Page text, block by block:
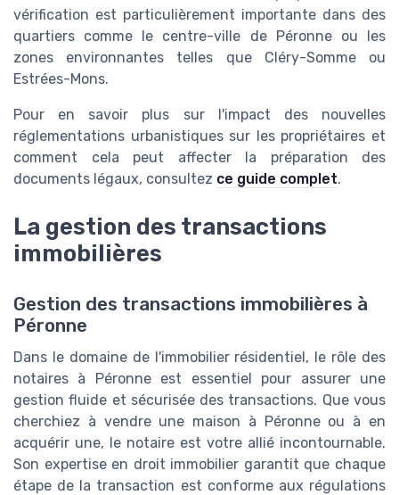
vérification est particulièrement importante dans des
quartiers comme le centre-ville de Péronne ou les
zones environnantes telles que Cléry-Somme ou
Estrées-Mons.
Pour en savoir plus sur l'impact des nouvelles
réglementations urbanistiques sur les propriétaires et
comment cela peut affecter la préparation des
documents légaux, consultez ce guide complet.
La gestion des transactions
immobilières
Gestion des transactions immobilières à
Péronne
Dans le domaine de l'immobilier résidentiel, le rôle des
notaires à Péronne est essentiel pour assurer une
gestion fluide et sécurisée des transactions. Que vous
cherchiez à vendre une maison à Péronne ou à en
acquérir une, le notaire est votre allié incontournable.
Son expertise en droit immobilier garantit que chaque
étape de la transaction est conforme aux régulations